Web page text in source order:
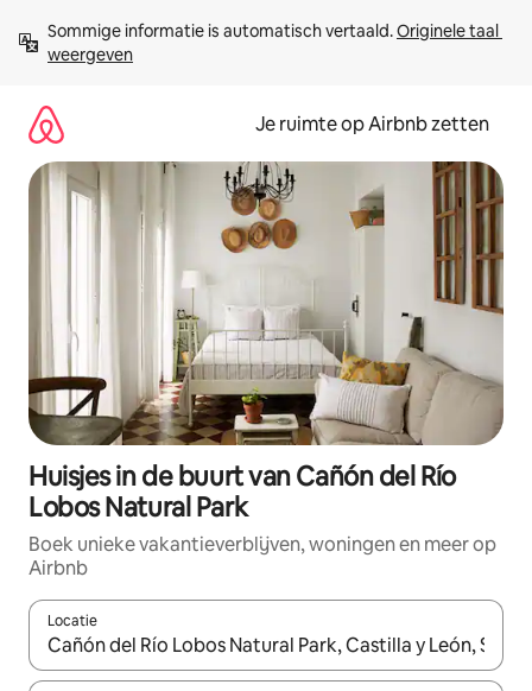
direct
naar
Sommige informatie is automatisch vertaald. Originele taal
weergeven
Je ruimte op Airbnb zetten
Huisjes in de buurt van Cañón del Río
Lobos Natural Park
Boek unieke vakantieverblijven, woningen en meer op
Airbnb
Locatie
Wanneer er suggesties beschikbaar zijn, maak je een keuze